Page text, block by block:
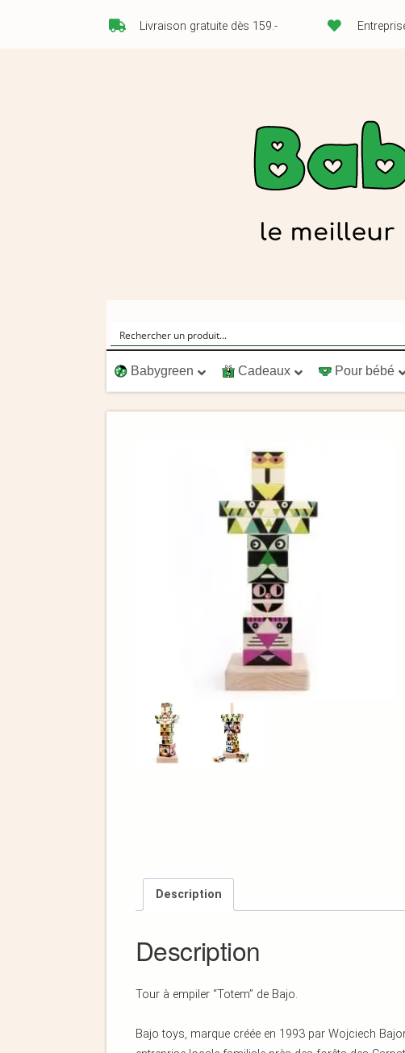
Livraison gratuite dès 159.-
Babygreen Cadeaux Pour bébé
Description
Description
Tour à empiler “Totem” de Bajo.
Bajo toys, marque créée en 1993 par Wojciech